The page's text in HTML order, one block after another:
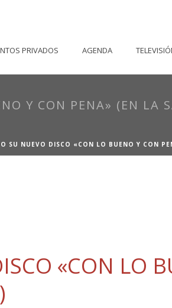
PRIVADOS AGENDA
Y CON PENA» (EN LA
SU NUEVO DISCO «CON LO BUENO Y CON
«CON LO